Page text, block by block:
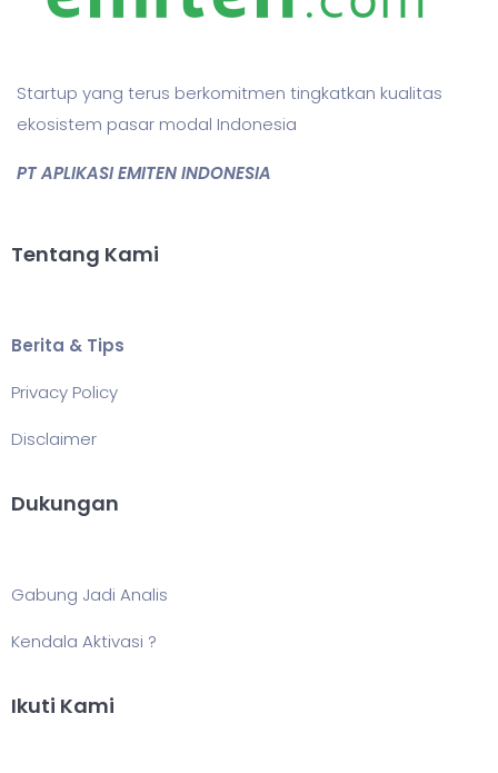
Startup yang terus berkomitmen tingkatkan kualitas
ekosistem pasar modal Indonesia
PT APLIKASI EMITEN INDONESIA
Tentang Kami
Berita & Tips
Privacy Policy
Disclaimer
Dukungan
Gabung Jadi Analis
Kendala Aktivasi ?
Ikuti Kami